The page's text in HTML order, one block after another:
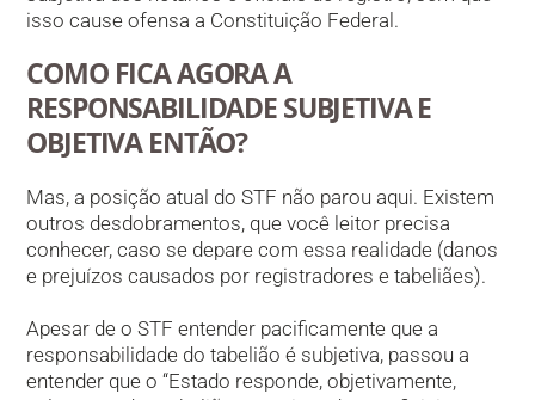
isso cause ofensa a Constituição Federal.
COMO FICA AGORA A
RESPONSABILIDADE SUBJETIVA E
OBJETIVA ENTÃO?
Mas, a posição atual do STF não parou aqui. Existem
outros desdobramentos, que você leitor precisa
conhecer, caso se depare com essa realidade (danos
e prejuízos causados por registradores e tabeliães).
Apesar de o STF entender pacificamente que a
responsabilidade do tabelião é subjetiva, passou a
entender que o “Estado responde, objetivamente,